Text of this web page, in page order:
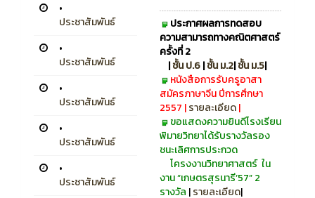
•
ประชาสัมพันธ์
•
ประชาสัมพันธ์
•
ประชาสัมพันธ์
•
ประชาสัมพันธ์
•
ประชาสัมพันธ์
ประกาศผลการทดสอบ
ความสามารถทางคณิตศาสตร์
ครั้งที่ 2
|ชั้น ป.6|ชั้น ม.2|ชั้น ม.5|
หนังสือการรับครูอาสา
สมัครภาษาจีน ปีการศึกษา
2557 |รายละเอียด|
ขอแสดงความยินดีโรงเรียน
พิมายวิทยาได้รับรางวัลรอง
ชนะเลิศการประกวด
โครงงานวิทยาศาสตร์ ใน
งาน “เกษตรสุรนารี’57” 2
รางวัล |รายละเอียด|